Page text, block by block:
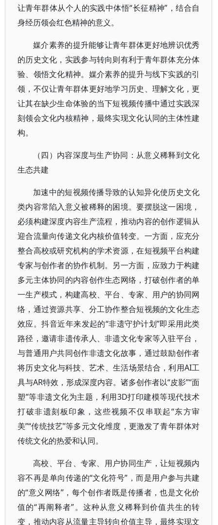
让青年群体从个人的实践中体悟“长征精神”，结合自
身经历领会红色精神的意义。
媒介素养的提升能够让青年群体更好地辨识优秀
的历史文化，实践参与转向则有利于青年群体充分体
验、领悟文化精神。媒介素养的提升与线下实践的引
领，不仅让青年群体更好地学习历史、理解文化，更
让其在缺少生命体验的当下短视频传播中通过实践深
刻领会文化内核精神，最终实现文化认同的主体性建
构。
（四）内容深度与生产协同：从意义稀释到文化
生态共建
加速中的短视频传播导致的认知异化使历史文化
类内容常陷入意义被稀释的困境。要摆脱这一困境，
必须构建深度内容生产流程，推动内容的创作逻辑从
迎合流量向传递文化内核价值转变。一方面，应充分
整合高校或研究机构的学术资源，在短视频平台构建
专家与创作者的协作机制。另一方面，应致力于构建
多元主体协同的内容创作生态网络，打破创作者的单
一生产模式，构建高校、平台、专家、用户的协同网
络，通过资源共享、分工协作整合短视频的文化生态
效应。抖音近年来发起的“非遗守护计划”即采用此类
路径，邀请非遗传承人、非遗文化专家等入驻平台，
与普通用户共同创作非遗文化故事，通过鼓励创作者
将历史文化与科技、艺术、生活场景结合，利用AI工
具与AR特效，形成深度内容。诸多创作者以“皮影”“面
塑”等非遗文化为主题，利用3D打印建模等现代技术
打破非遗刻板印象，这些视频不仅串联起“东方审
美”“传统技艺”等多元文化维度，更激发了青年群体对
传统文化的热爱和认同。
高校、平台、专家、用户协同生产，让短视频内
容不再是单向传递的“文化符号”，而是用户参与共建
的“意义网络”，每个创作者既是传播者，也是文化价
值的“再阐释者”。这种从意义稀释到价值共生的转
变，推动内容从流量主导转向价值主导，最终实现文